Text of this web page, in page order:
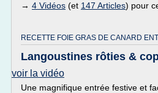
→ 4 Vidéos (et 147 Articles) pour
RECETTE FOIE GRAS DE CANARD
Langoustines rôties &
voir la vidéo
Une magnifique entrée festive et